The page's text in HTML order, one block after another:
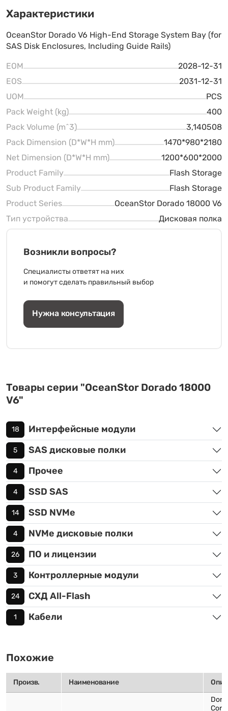
Характеристики
OceanStor Dorado V6 High-End Storage System Bay (for
SAS Disk Enclosures, Including Guide Rails)
EOM
2028-12-31
EOS
2031-12-31
UOM
PCS
Pack Weight (kg)
400
Pack Volume (m^3)
3,140508
Pack Dimension (D*W*H mm)
1470*980*2180
Net Dimension (D*W*H mm)
1200*600*2000
Product Family
Flash Storage
Sub Product Family
Flash Storage
Product Series
OceanStor Dorado 18000 V6
Тип устройства
Дисковая полка
Возникли вопросы?
Специалисты ответят на них
и помогут сделать правильный выбор
Нужна консультация
Товары серии "OceanStor Dorado 18000
V6"
18 Интерфейсные модули
5 SAS дисковые полки
4 Прочее
4 SSD SAS
14 SSD NVMe
4 NVMe дисковые полки
26 ПО и лицензии
3 Контроллерные модули
24 СХД All-Flash
1 Кабели
Похожие
Произв. Наименование